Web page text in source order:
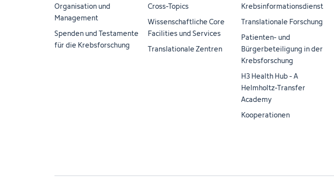
Organisation und
Management
Spenden und Testamente
für die Krebsforschung
Cross-Topics
Wissenschaftliche Core
Facilities und Services
Translationale Zentren
Krebsinformationsdienst
Translationale Forschung
Patienten- und
Bürgerbeteiligung in der
Krebsforschung
H3 Health Hub - A
Helmholtz-Transfer
Academy
Kooperationen